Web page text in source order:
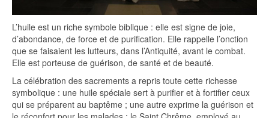
L’huile est un riche symbole biblique : elle est signe de joie,
d’abondance, de force et de purification. Elle rappelle l’onction
que se faisaient les lutteurs, dans l’Antiquité, avant le combat.
Elle est porteuse de guérison, de santé et de beauté.
La célébration des sacrements a repris toute cette richesse
symbolique : une huile spéciale sert à purifier et à fortifier ceux
qui se préparent au baptême ; une autre exprime la guérison et